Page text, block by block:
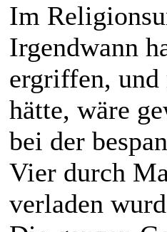
Im
Irgendwann
ergriffen, und
hätte, wäre
bei der
Vier durch
verladen